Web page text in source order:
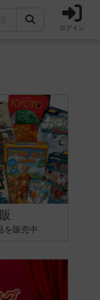
ログイン
を販売中